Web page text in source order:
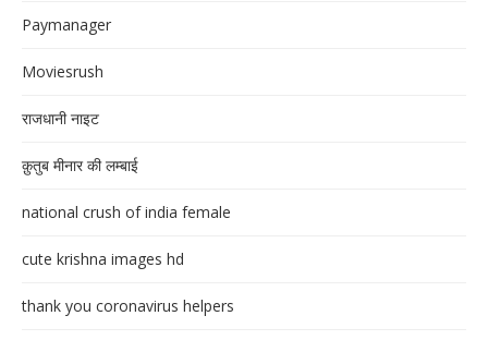
Paymanager
Moviesrush
राजधानी नाइट
क़ुतुब मीनार की लम्बाई
national crush of india female
cute krishna images hd
thank you coronavirus helpers